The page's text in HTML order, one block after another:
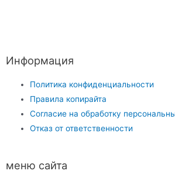
Информация
Политика конфиденциальности
Правила копирайта
Согласие на обработку
Отказ от ответственности
меню сайта